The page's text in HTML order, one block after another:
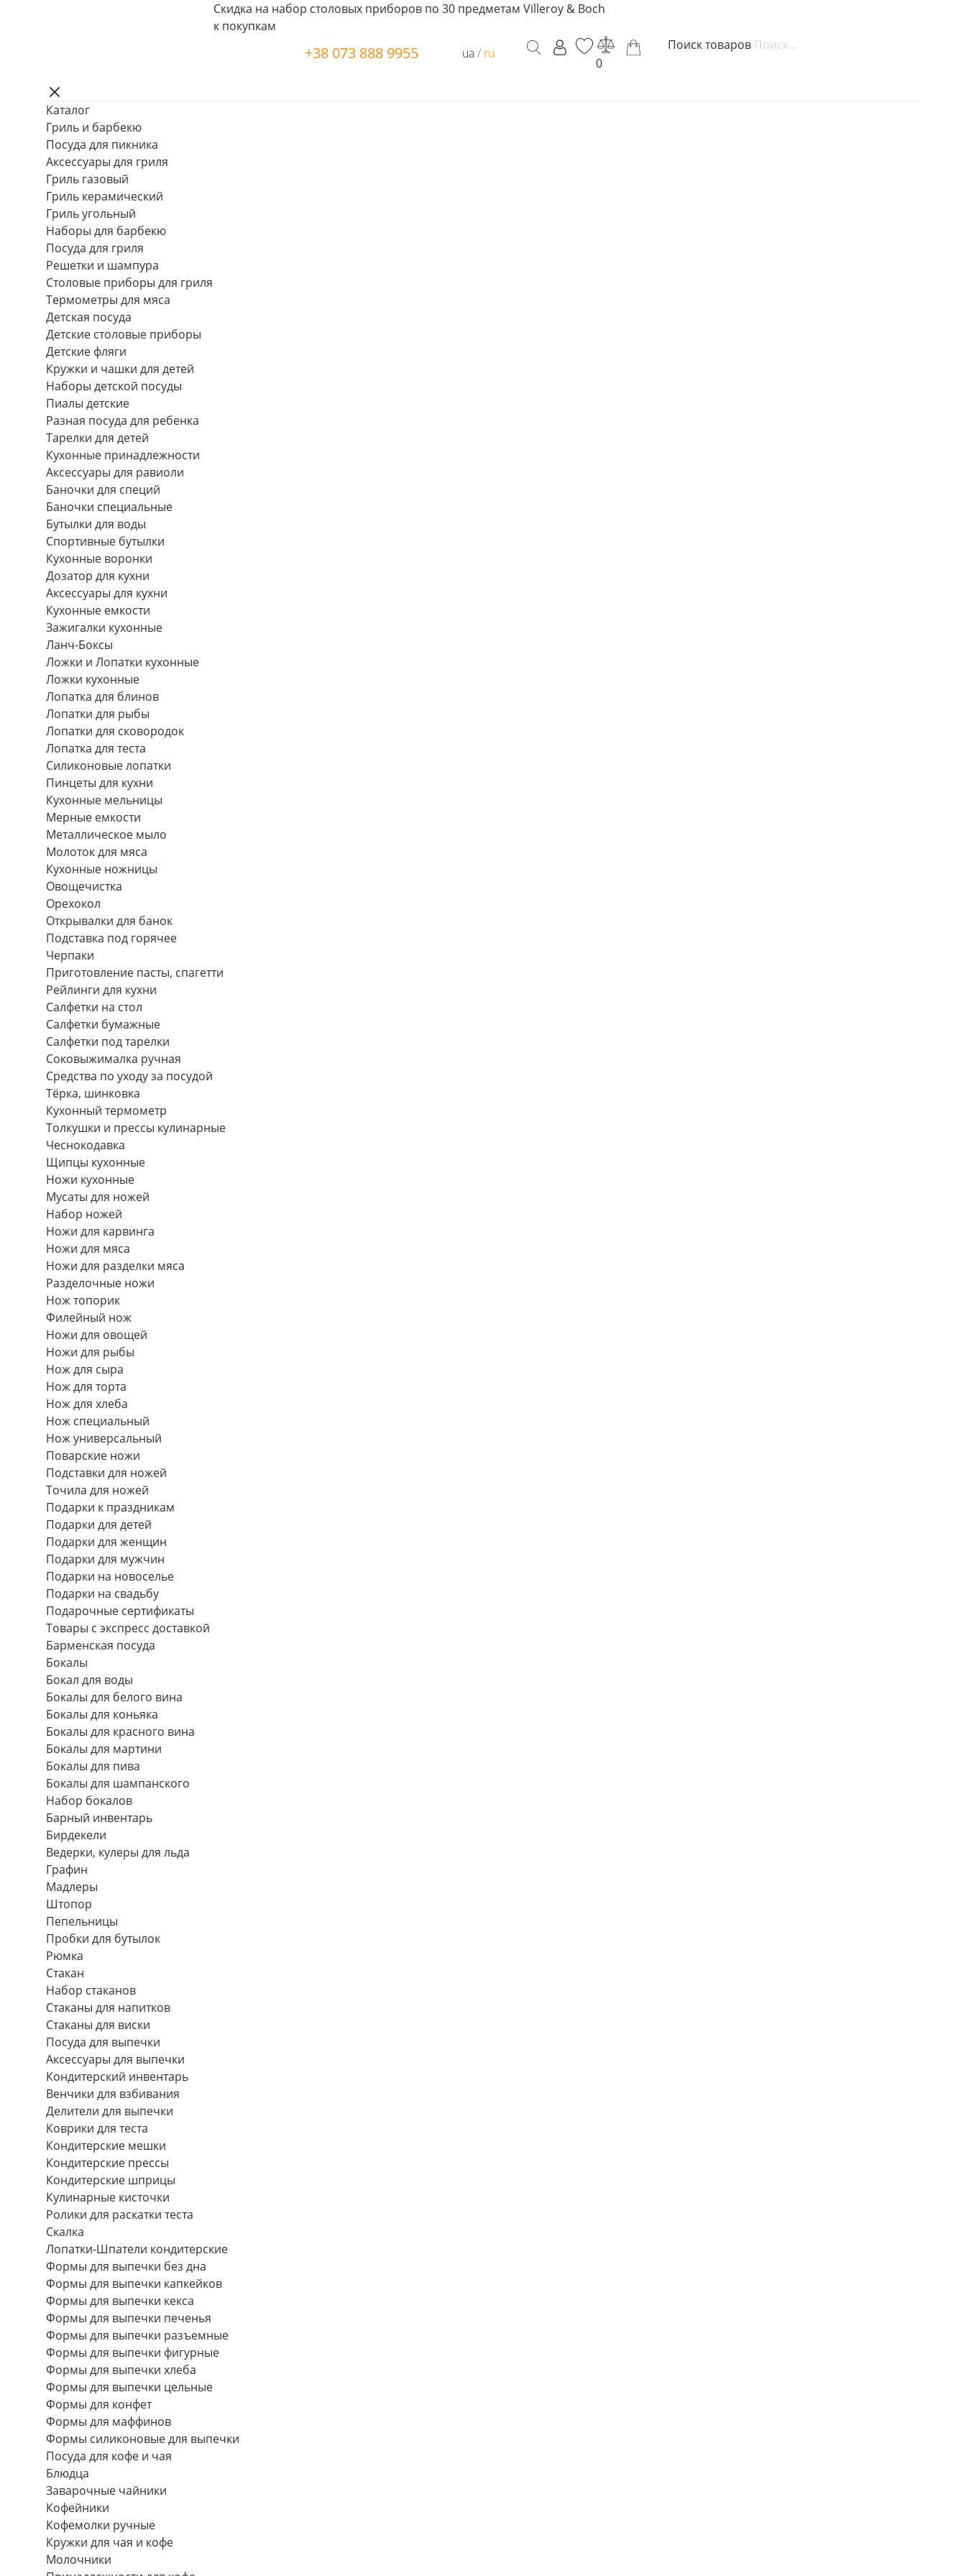
Скидка на набор столовых приборов по 30 предметам Villeroy & Boch
к покупкам
+38 073 888 9955 ua/ ru
0
Поиск товаров
Каталог
Гриль и барбекю
Посуда для пикника
Аксессуары для гриля
Гриль газовый
Гриль керамический
Гриль угольный
Наборы для барбекю
Посуда для гриля
Решетки и шампура
Столовые приборы для гриля
Термометры для мяса
Детская посуда
Детские столовые приборы
Детские фляги
Кружки и чашки для детей
Наборы детской посуды
Пиалы детские
Разная посуда для ребенка
Тарелки для детей
Кухонные принадлежности
Аксессуары для равиоли
Баночки для специй
Баночки специальные
Бутылки для воды
Спортивные бутылки
Кухонные воронки
Дозатор для кухни
Аксессуары для кухни
Кухонные емкости
Зажигалки кухонные
Ланч-Боксы
Ложки и Лопатки кухонные
Ложки кухонные
Лопатка для блинов
Лопатки для рыбы
Лопатки для сковородок
Лопатка для теста
Силиконовые лопатки
Пинцеты для кухни
Кухонные мельницы
Мерные емкости
Металлическое мыло
Молоток для мяса
Кухонные ножницы
Овощечистка
Орехокол
Открывалки для банок
Подставка под горячее
Черпаки
Приготовление пасты, спагетти
Рейлинги для кухни
Салфетки на стол
Салфетки бумажные
Салфетки под тарелки
Соковыжималка ручная
Средства по уходу за посудой
Тëрка, шинковка
Кухонный термометр
Толкушки и прессы кулинарные
Чеснокодавка
Щипцы кухонные
Ножи кухонные
Мусаты для ножей
Набор ножей
Ножи для карвинга
Ножи для мяса
Ножи для разделки мяса
Разделочные ножи
Нож топорик
Филейный нож
Ножи для овощей
Ножи для рыбы
Нож для сыра
Нож для торта
Нож для хлеба
Нож специальный
Нож универсальный
Поварские ножи
Подставки для ножей
Точила для ножей
Подарки к праздникам
Подарки для детей
Подарки для женщин
Подарки для мужчин
Подарки на новоселье
Подарки на свадьбу
Подарочные сертификаты
Товары с экспресс доставкой
Барменская посуда
Бокалы
Бокал для воды
Бокалы для белого вина
Бокалы для коньяка
Бокалы для красного вина
Бокалы для мартини
Бокалы для пива
Бокалы для шампанского
Набор бокалов
Барный инвентарь
Бирдекели
Ведерки, кулеры для льда
Графин
Мадлеры
Штопор
Пепельницы
Пробки для бутылок
Рюмка
Стакан
Набор стаканов
Стаканы для напитков
Стаканы для виски
Посуда для выпечки
Аксессуары для выпечки
Кондитерский инвентарь
Венчики для взбивания
Делители для выпечки
Коврики для теста
Кондитерские мешки
Кондитерские прессы
Кондитерские шприцы
Кулинарные кисточки
Ролики для раскатки теста
Скалка
Лопатки-Шпатели кондитерские
Формы для выпечки без дна
Формы для выпечки капкейков
Формы для выпечки кекса
Формы для выпечки печенья
Формы для выпечки разъемные
Формы для выпечки фигурные
Формы для выпечки хлеба
Формы для выпечки цельные
Формы для конфет
Формы для маффинов
Формы силиконовые для выпечки
Посуда для кофе и чая
Блюдца
Заварочные чайники
Кофейники
Кофемолки ручные
Кружки для чая и кофе
Молочники